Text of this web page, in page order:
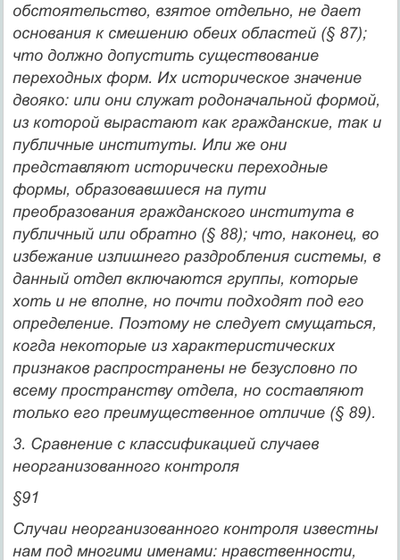
обстоятельство, взятое отдельно, не дает
основания к смешению обеих областей (§ 87);
что должно допустить существование
переходных форм. Их историческое значение
двояко: или они служат родоначальной формой,
из которой вырастают как гражданские, так и
публич­ные институты. Или же они
представляют исторически переход­ные
формы, образовавшиеся на пути
преобразования гражданс­кого института в
публичный или обратно (§ 88); что, наконец, во
избежание излишнего раздробления системы, в
данный отдел включаются группы, которые
хоть и не вполне, но почти подходят под его
определение. Поэтому не следует смущаться,
когда неко­торые из характеристических
признаков распространены не без­условно по
всему пространству отдела, но составляют
только его преимущественное отличие (§ 89).
3. Сравнение с классификацией случаев
неорганизованного контроля
§91
Случаи неорганизованного контроля известны
нам под мно­гими именами: нравственности,